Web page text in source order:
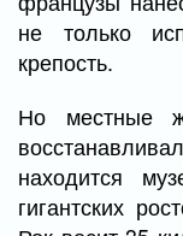
не только
крепость.
Но местные
находится
гигантских